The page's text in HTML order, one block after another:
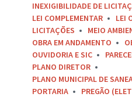
INEXIGIBILIDADE DE
LEI COMPLEMENTAR
LEI
LICITAÇÕES
MEIO
OBRA EM ANDAMENTO
OUVIDORIA E SIC
PLANO DIRETOR
PLANO MUNICIPAL DE
PORTARIA
PREGÃO